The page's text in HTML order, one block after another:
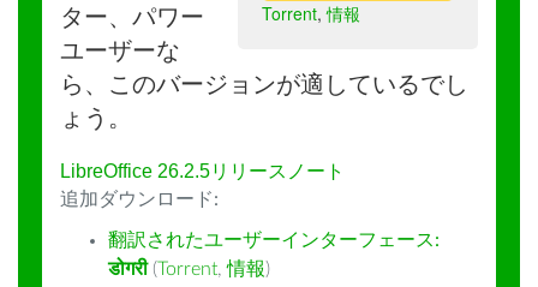
Torrent,情報
ター、パワー
ユーザーな
ら、このバージョンが適しているでし
ょう。
LibreOffice 26.2.5リリースノート
追加ダウンロード:
翻訳されたユーザーインターフェース:
डोगरी (Torrent,情報)